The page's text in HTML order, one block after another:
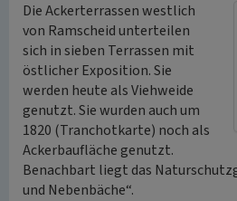
Die Ackerterrassen westlich
von Ramscheid unterteilen
sich in sieben Terrassen mit
östlicher Exposition. Sie
werden heute als Viehweide
genutzt. Sie wurden auch um
1820 (Tranchotkarte) noch als
Ackerbaufläche genutzt.
Benachbart liegt das
und Nebenbäche“.